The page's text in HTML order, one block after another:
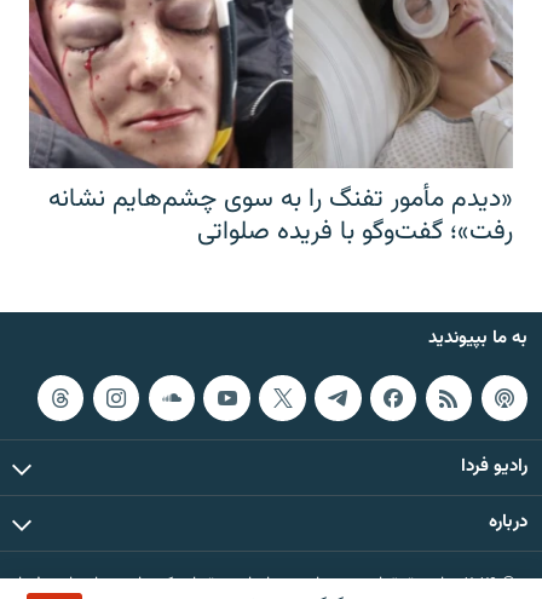
«دیدم مأمور تفنگ را به سوی چشم‌هایم نشانه
رفت»؛ گفت‌و‌گو با فریده صلواتی
به ما بپیوندید
رادیو فردا
درباره
© ۲۰۲۶ تمام حقوق این وب‌سایت، بر اساس مقررات کپی‌رایت، برای رادیو فردا